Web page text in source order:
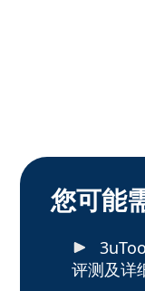
您可能
评测及详